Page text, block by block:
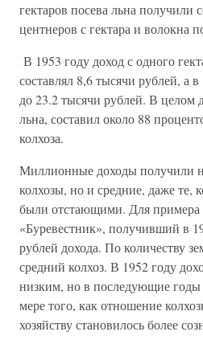
гектаров посева льна получили
центнеров с гектара и волокна
В 1953 году доход с одного
составлял 8,6 тысячи рублей, а
до 23.2 тысячи рублей. В целом
льна, составил около 88
колхоза.
Миллионные доходы получили
колхозы, но и средние, даже те,
были отстающими. Для примера
«Буревестник», получивший в
рублей дохода. По количеству
средний колхоз. В 1952 году
низким, но в последующие годы
мере того, как отношение
хозяйству становилось более